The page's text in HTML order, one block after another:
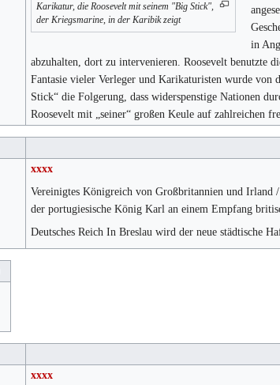
Karikatur, die Roosevelt mit seinem "Big Stick",
der Kriegsmarine, in der Karibik zeigt
in
abzuhalten, dort zu intervenieren. Roosevelt benutzte
Fantasie vieler Verleger und Karikaturisten wurde von
Stick“ die Folgerung, dass widerspenstige Nationen
Roosevelt mit „seiner“ großen Keule auf zahlreichen
xxxx
Vereinigtes Königreich von Großbritannien und Irland
der portugiesische König Karl an einem Empfang
Deutsches Reich In Breslau wird der neue städtische
xxxx